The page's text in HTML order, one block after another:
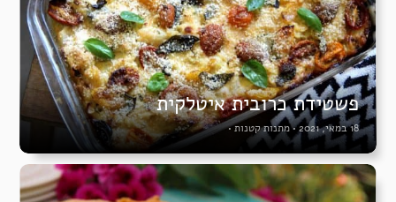
פשטידת כרובית איטלקית
18 במאי, 2021 •מתנות קטנות•